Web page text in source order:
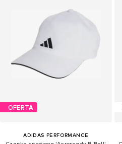
OFERTA
ADIDAS PERFORMANCE